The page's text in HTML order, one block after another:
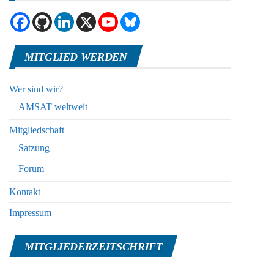
MITGLIED WERDEN
Wer sind wir?
AMSAT weltweit
Mitgliedschaft
Satzung
Forum
Kontakt
Impressum
MITGLIEDERZEITSCHRIFT